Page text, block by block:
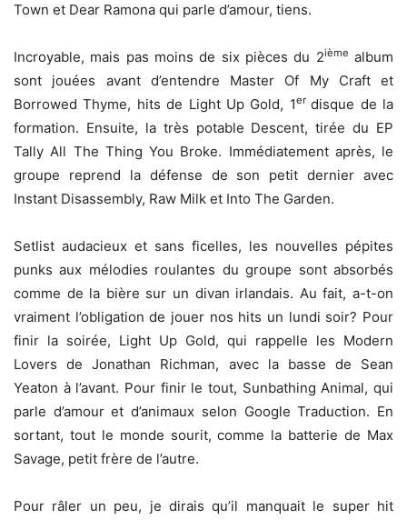
Town et Dear Ramona qui parle d’amour, tiens.
Incroyable, mais pas moins de six pièces du 2ième album
sont jouées avant d’entendre Master Of My Craft et
Borrowed Thyme, hits de Light Up Gold, 1er disque de la
formation. Ensuite, la très potable Descent, tirée du EP
Tally All The Thing You Broke. Immédiatement après, le
groupe reprend la défense de son petit dernier avec
Instant Disassembly, Raw Milk et Into The Garden.
Setlist audacieux et sans ficelles, les nouvelles pépites
punks aux mélodies roulantes du groupe sont absorbés
comme de la bière sur un divan irlandais. Au fait, a-t-on
vraiment l’obligation de jouer nos hits un lundi soir? Pour
finir la soirée, Light Up Gold, qui rappelle les Modern
Lovers de Jonathan Richman, avec la basse de Sean
Yeaton à l’avant. Pour finir le tout, Sunbathing Animal, qui
parle d’amour et d’animaux selon Google Traduction. En
sortant, tout le monde sourit, comme la batterie de Max
Savage, petit frère de l’autre.
Pour râler un peu, je dirais qu’il manquait le super hit